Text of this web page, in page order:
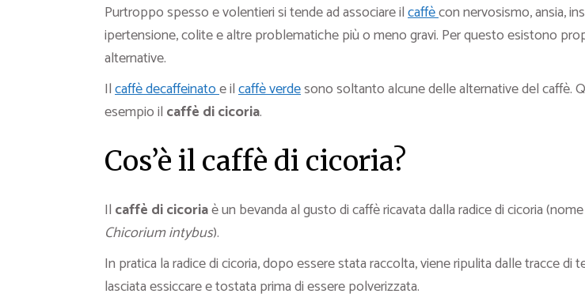
Purtroppo spesso e volentieri si tende ad associare ilcaffècon nervosismo, ansia,
ipertensione, colite e altre problematiche più o meno gravi. Per questo esistono
alternative.
Ilcaffè decaffeinatoe ilcaffè verdesono soltanto alcune delle alternative del caffè.
esempio il caffè di cicoria.
Cos’è il caffè di cicoria?
Il caffè di cicoriaè un bevanda al gusto di caffè ricavata dalla radice di cicoria
Chicorium intybus).
In pratica la radice di cicoria, dopo essere stata raccolta, viene ripulita dalle tracce di
lasciata essiccare e tostata prima di essere polverizzata.